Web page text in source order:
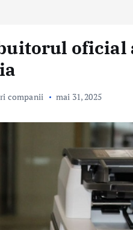
oficial
companii mai 31, 2025